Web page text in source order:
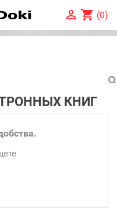
shopping_cart (0)

КНИГ